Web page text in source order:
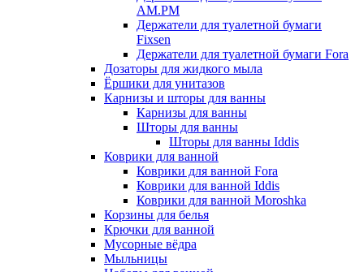
AM.PM
Держатели для туалетной бумаги
Fixsen
Держатели для туалетной бумаги Fora
Дозаторы для жидкого мыла
Ёршики для унитазов
Карнизы и шторы для ванны
Карнизы для ванны
Шторы для ванны
Шторы для ванны Iddis
Коврики для ванной
Коврики для ванной Fora
Коврики для ванной Iddis
Коврики для ванной Moroshka
Корзины для белья
Крючки для ванной
Мусорные вёдра
Мыльницы